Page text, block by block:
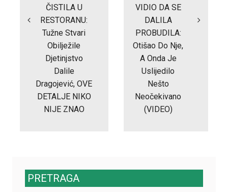
ČISTILA U
RESTORANU:
Tužne Stvari
Obilježile
Djetinjstvo
Dalile
Dragojević, OVE
DETALJE NIKO
NIJE ZNAO
VIDIO DA SE
DALILA
PROBUDILA:
Otišao Do Nje,
A Onda Je
Uslijedilo
Nešto
Neočekivano
(VIDEO)
PRETRAGA